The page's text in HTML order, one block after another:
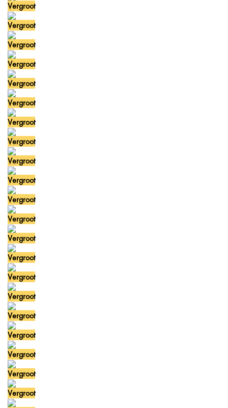
Vergroot
Vergroot
Vergroot
Vergroot
Vergroot
Vergroot
Vergroot
Vergroot
Vergroot
Vergroot
Vergroot
Vergroot
Vergroot
Vergroot
Vergroot
Vergroot
Vergroot
Vergroot
Vergroot
Vergroot
Vergroot